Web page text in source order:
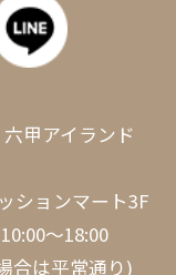
甲アイランド
ションマート3F
～18:00
合は平常通り)